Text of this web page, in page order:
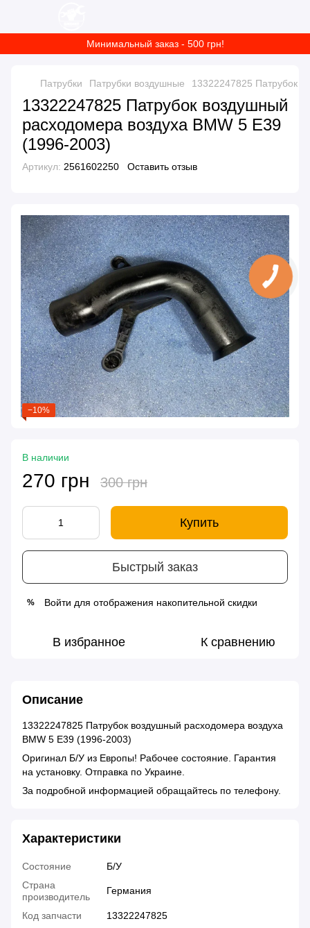
Минимальный заказ - 500 грн!
Патрубки Патрубки воздушные 13322247825 Патрубок
13322247825 Патрубок воздушный
расходомера воздуха BMW 5 E39
(1996-2003)
Артикул: 2561602250 Оставить отзыв
−10%
В наличии
270 грн 300 грн
Купить
Быстрый заказ
% Войти для отображения накопительной скидки
В избранное К сравнению
Описание
13322247825 Патрубок воздушный расходомера воздуха
BMW 5 E39 (1996-2003)
Оригинал Б/У из Европы! Рабочее состояние. Гарантия
на установку. Отправка по Украине.
За подробной информацией обращайтесь по телефону.
Характеристики
Состояние
Б/У
Страна
производитель
Германия
Код запчасти
13322247825